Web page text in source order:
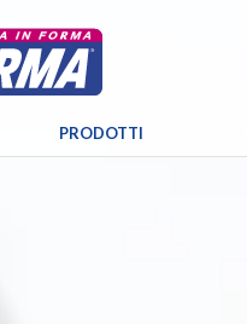
PRODOTTI